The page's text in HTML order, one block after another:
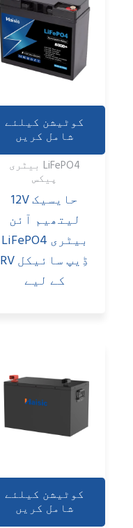
کوٹیشن کیلئے
شامل کریں
LiFePO4 بیٹری
پیکس
حايسيک 12V
لیتھیم آئن
بیٹری LiFePO4
ڈِیپ سائیکل RV
کے لیے
کوٹیشن کیلئے
شامل کریں